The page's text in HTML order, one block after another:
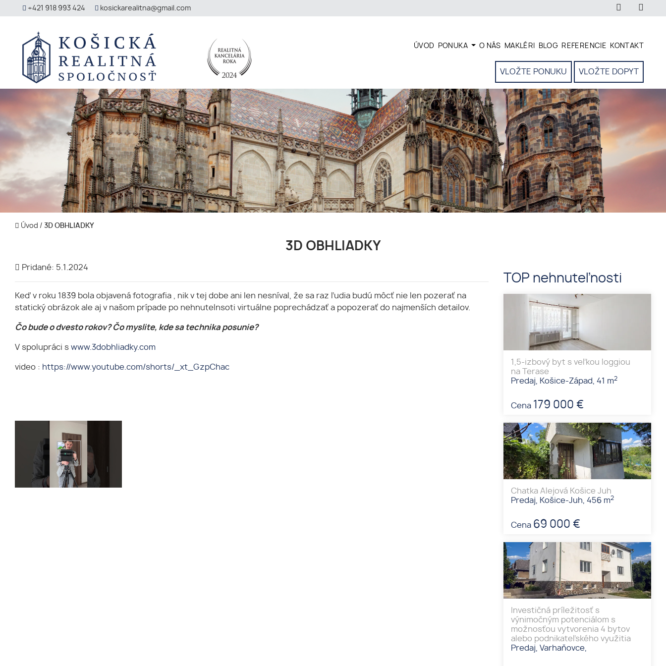
+421 918 993 424 kosickarealitna@gmail.com
VLOŽTE PONUKU VLOŽTE DOPYT
ÚVOD PONUKA O NÁS MAKLÉRI BLOG REFERENCIE KONTAKT
Úvod / 3D OBHLIADKY
3D OBHLIADKY
Pridané: 5.1.2024
Keď v roku 1839 bola objavená fotografia , nik v tej dobe ani len nesníval, že sa raz ľudia budú môcť nie len pozerať na
statický obrázok ale aj v našom prípade po nehnutelnsoti virtuálne poprechádzať a popozerať do najmenších detailov.
Čo bude o dvesto rokov? Čo myslite, kde sa technika posunie?
V spolupráci s www.3dobhliadky.com
video : https://www.youtube.com/shorts/_xt_GzpChac
TOP nehnuteľnosti
1,5-izbový byt s veľkou loggiou
na Terase
Predaj, Košice-Západ, 41 m2
Cena 179 000 €
Chatka Alejová Košice Juh
Predaj, Košice-Juh, 456 m2
Cena 69 000 €
Investičná príležitosť s
výnimočným potenciálom s
možnosťou vytvorenia 4 bytov
alebo podnikateľského využitia
Predaj, Varhaňovce,